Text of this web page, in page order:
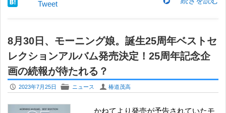
Tweet
8月30日、モーニング娘。誕生25周年ベストセ
レクションアルバム発売決定！25周年記念企
画の続報が待たれる？
P 2023年7月25日 F ニュース U 椿道茂高
かねてより発売が予告されていたモ